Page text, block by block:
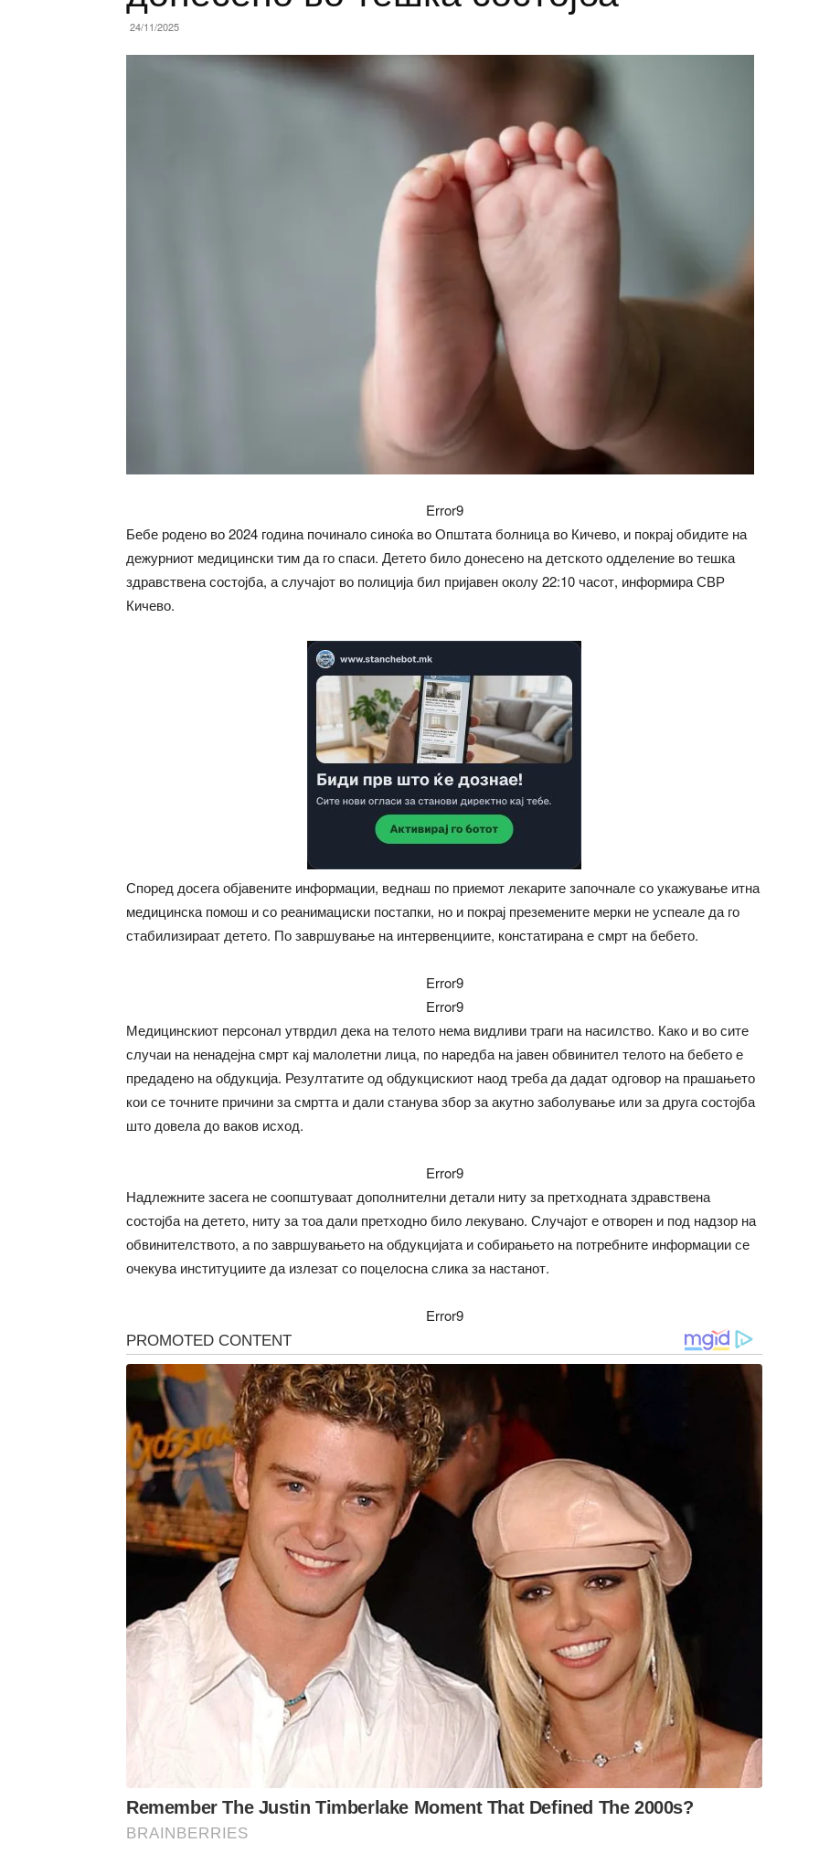
24/11/2025
Error9
Бебе родено во 2024 година починало синоќа во Општата болница во Кичево, и покрај обидите на
дежурниот медицински тим да го спаси. Детето било донесено на детското одделение во тешка
здравствена состојба, а случајот во полиција бил пријавен околу 22:10 часот, информира СВР
Кичево.
Според досега објавените информации, веднаш по приемот лекарите започнале со укажување итна
медицинска помош и со реанимациски постапки, но и покрај преземените мерки не успеале да го
стабилизираат детето. По завршување на интервенциите, констатирана е смрт на бебето.
Error9
Error9
Медицинскиот персонал утврдил дека на телото нема видливи траги на насилство. Како и во сите
случаи на ненадејна смрт кај малолетни лица, по наредба на јавен обвинител телото на бебето е
предадено на обдукција. Резултатите од обдукцискиот наод треба да дадат одговор на прашањето
кои се точните причини за смртта и дали станува збор за акутно заболување или за друга состојба
што довела до ваков исход.
Error9
Надлежните засега не соопштуваат дополнителни детали ниту за претходната здравствена
состојба на детето, ниту за тоа дали претходно било лекувано. Случајот е отворен и под надзор на
обвинителството, а по завршувањето на обдукцијата и собирањето на потребните информации се
очекува институциите да излезат со поцелосна слика за настанот.
Error9